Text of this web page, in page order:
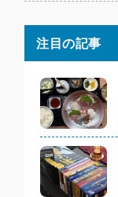
注目の記事